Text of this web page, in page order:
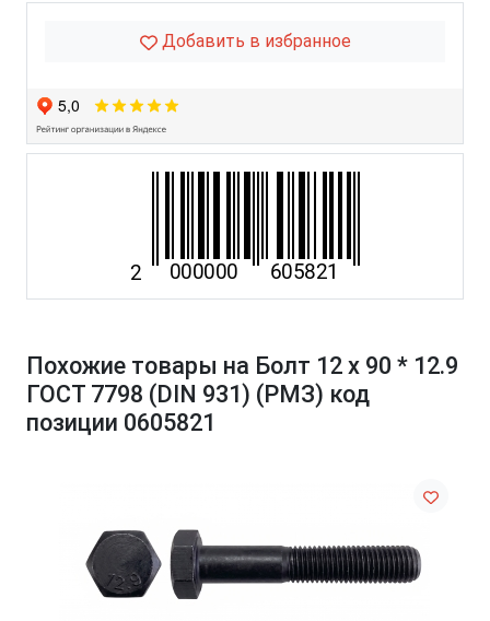
Добавить в избранное
Похожие товары на Болт 12 х 90 * 12.9
ГОСТ 7798 (DIN 931) (РМЗ) код
позиции 0605821